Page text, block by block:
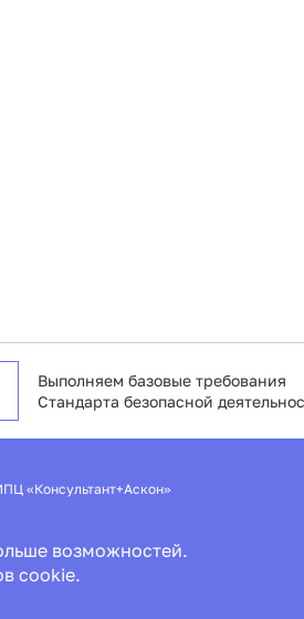
возможностей.
cookie.
Выполняем базовые требования
Стандарта безопасной
«Консультант+Аскон»
конфиденциальности
оценка условий труда